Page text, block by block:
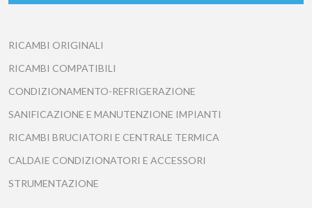
RICAMBI ORIGINALI
RICAMBI COMPATIBILI
CONDIZIONAMENTO-REFRIGERAZIONE
SANIFICAZIONE E MANUTENZIONE IMPIANTI
RICAMBI BRUCIATORI E CENTRALE TERMICA
CALDAIE CONDIZIONATORI E ACCESSORI
STRUMENTAZIONE